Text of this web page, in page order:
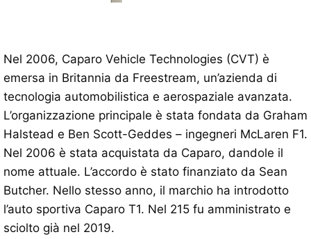
Nel 2006, Caparo Vehicle Technologies (CVT) è
emersa in Britannia da Freestream, un’azienda di
tecnologia automobilistica e aerospaziale avanzata.
L’organizzazione principale è stata fondata da Graham
Halstead e Ben Scott-Geddes – ingegneri McLaren F1.
Nel 2006 è stata acquistata da Caparo, dandole il
nome attuale. L’accordo è stato finanziato da Sean
Butcher. Nello stesso anno, il marchio ha introdotto
l’auto sportiva Caparo T1. Nel 215 fu amministrato e
sciolto già nel 2019.